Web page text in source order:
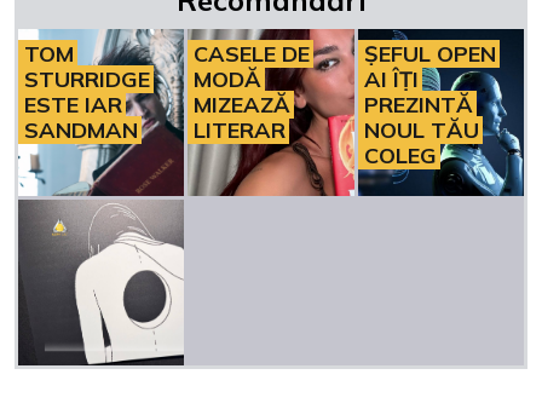
TOM
STURRIDGE
ESTE IAR
SANDMAN
CASELE DE
MODĂ
MIZEAZĂ
LITERAR
ȘEFUL OPEN
AI ÎȚI
PREZINTĂ
NOUL TĂU
COLEG